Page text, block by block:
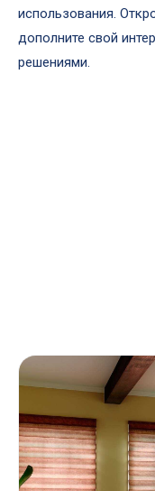
использования.
дополните свой
решениями.